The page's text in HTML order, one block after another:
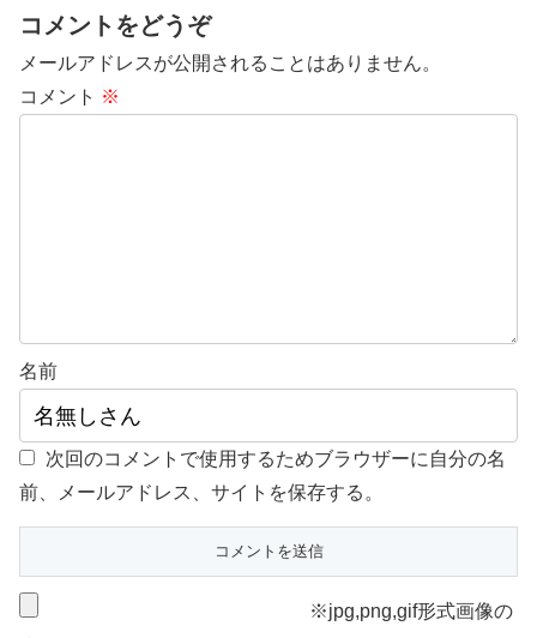
コメントをどうぞ
メールアドレスが公開されることはありません。
コメント ※
名前
次回のコメントで使用するためブラウザーに自分の名
前、メールアドレス、サイトを保存する。
※jpg,png,gif形式画像の